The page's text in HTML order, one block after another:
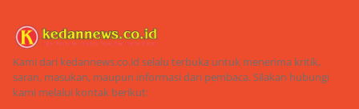
Kami dari kedannews.co.id selalu terbuka untuk menerima kritik,
saran, masukan, maupun informasi dari pembaca. Silakan hubungi
kami melalui kontak berikut: